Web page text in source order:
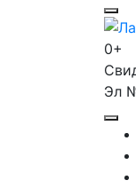
0+
Эл